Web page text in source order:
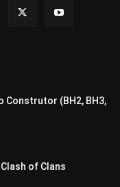
Construtor (BH2, BH3,
of Clans